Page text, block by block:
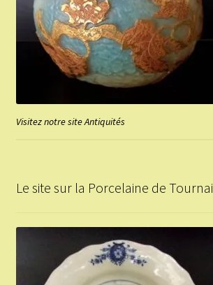
Visitez notre site Antiquités
Le site sur la Porcelaine de Tournai